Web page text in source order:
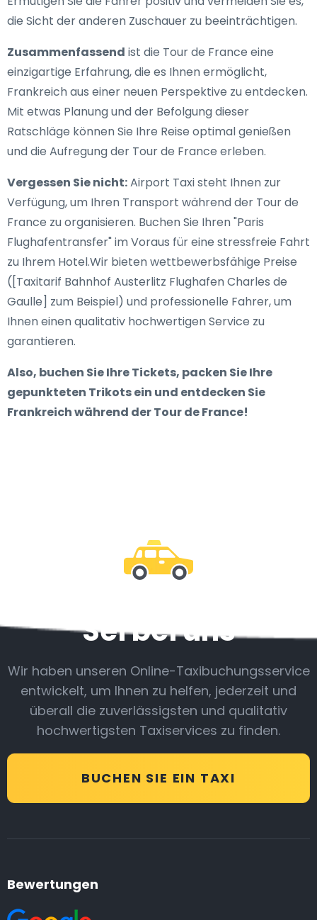
die Sicht der anderen Zuschauer zu beeinträchtigen.
Zusammenfassend ist die Tour de France eine
einzigartige Erfahrung, die es Ihnen ermöglicht,
Frankreich aus einer neuen Perspektive zu entdecken.
Mit etwas Planung und der Befolgung dieser
Ratschläge können Sie Ihre Reise optimal genießen
und die Aufregung der Tour de France erleben.
Vergessen Sie nicht:Airport Taxi steht Ihnen zur
Verfügung, um Ihren Transport während der Tour de
France zu organisieren. Buchen Sie Ihren "Paris
Flughafentransfer" im Voraus für eine stressfreie Fahrt
zu Ihrem Hotel.Wir bieten wettbewerbsfähige Preise
([Taxitarif Bahnhof Austerlitz Flughafen Charles de
Gaulle] zum Beispiel) und professionelle Fahrer, um
Ihnen einen qualitativ hochwertigen Service zu
garantieren.
Also, buchen Sie Ihre Tickets, packen Sie Ihre
gepunkteten Trikots ein und entdecken Sie
Frankreich während der Tour de France!
Sei bei uns
Wir haben unseren Online-Taxibuchungsservice
entwickelt, um Ihnen zu helfen, jederzeit und
überall die zuverlässigsten und qualitativ
hochwertigsten Taxiservices zu finden.
BUCHEN SIE EIN TAXI
Bewertungen